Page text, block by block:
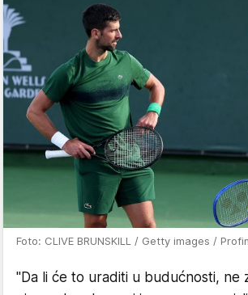
Foto: CLIVE BRUNSKILL / Getty images /
"Da li će to uraditi u budućnosti, ne